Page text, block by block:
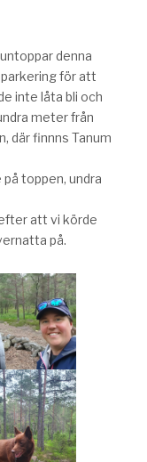
denna
för att
inte låta bli och
meter från
där finnns Tanum
toppen, undra
att vi körde
på.